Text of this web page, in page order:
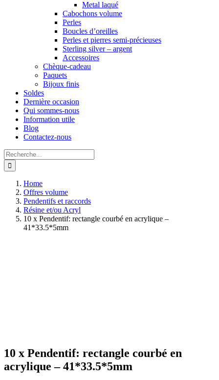
Metal laqué
Cabochons volume
Perles
Boucles d’oreilles
Perles et pierres semi-précieuses
Sterling silver – argent
Accessoires
Chèque-cadeau
Paquets
Bijoux finis
Soldes
Dernière occasion
Qui sommes-nous
Information utile
Blog
Contactez-nous
Search
for:
Home
Offres volume
Pendentifs et raccords
Résine et/ou Acryl
10 x Pendentif: rectangle courbé en acrylique –
41*33.5*5mm
10 x Pendentif: rectangle courbé en
acrylique – 41*33.5*5mm